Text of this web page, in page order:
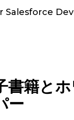
書籍と
ー